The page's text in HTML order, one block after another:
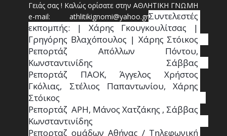
Γειάς σας ! Καλώς ορίσατε στην ΑΘΛΗΤΙΚΗ ΓΝΩΜΗ
e-mail: athlitikignomi@yahoo.grΣυντελεστές
εκπομπής: | Χάρης Γκουγκουλίτσας |
Γρηγόρης Βλαχόπουλος | Χάρης Στόικος
Ρεπορτάζ Απόλλων Πόντου,
Κωνσταντινίδης   Σάββας
Ρεπορτάζ ΠΑΟΚ, Άγγελος Χρήστος
Γκόλιας, Στέλιος Παπαντωνίου, Χάρης
Στόικος
Ρεπορτάζ  ΑΡΗ, Μάνος Χατζάκης , Σάββας
Κωνσταντινίδης
Ρεπορταζ ομάδων Αθήνας / Τηλεφωνική